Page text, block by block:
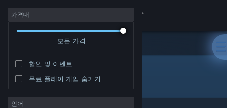
로그인
커뮤니티
정보
가격대
모든 가격
할인 및 이벤트
무료 플레이 게임 숨기기
언어
개발자: Sword N' Wands